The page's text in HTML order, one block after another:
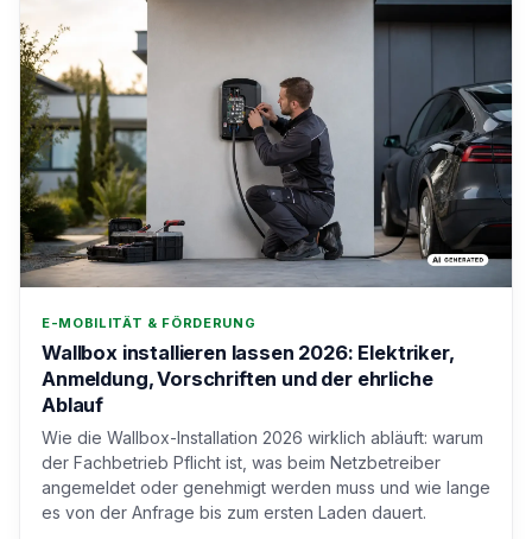
E-MOBILITÄT & FÖRDERUNG
Wallbox installieren lassen 2026: Elektriker,
Anmeldung, Vorschriften und der ehrliche
Ablauf
Wie die Wallbox-Installation 2026 wirklich abläuft: warum
der Fachbetrieb Pflicht ist, was beim Netzbetreiber
angemeldet oder genehmigt werden muss und wie lange
es von der Anfrage bis zum ersten Laden dauert.